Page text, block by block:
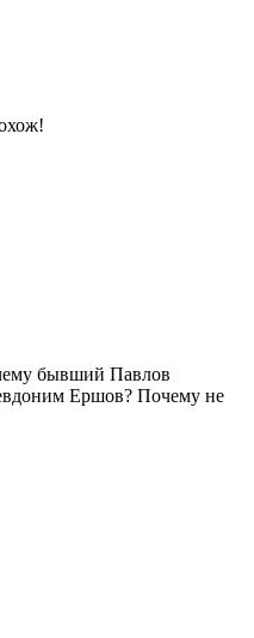
бывший Павлов
Ершов? Почему не